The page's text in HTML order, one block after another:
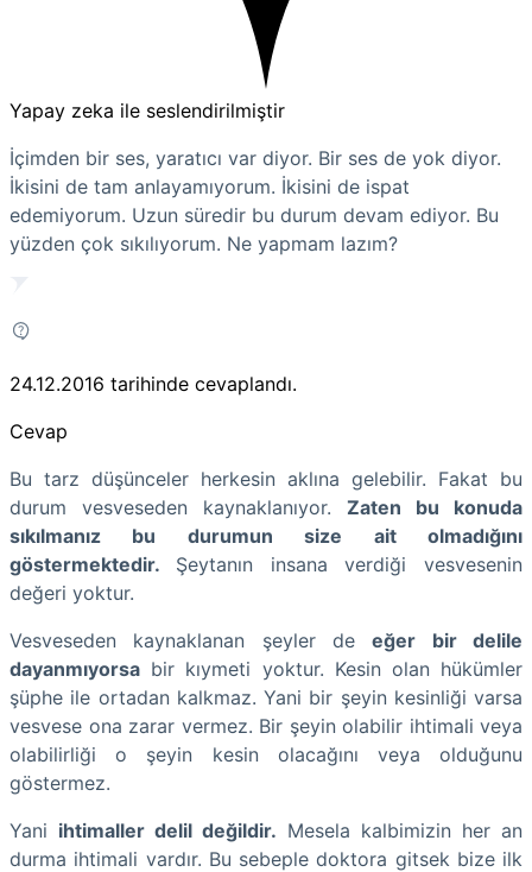
Yapay zeka ile seslendirilmiştir
İçimden bir ses, yaratıcı var diyor. Bir ses de yok diyor.
İkisini de tam anlayamıyorum. İkisini de ispat
edemiyorum. Uzun süredir bu durum devam ediyor. Bu
yüzden çok sıkılıyorum. Ne yapmam lazım?
24.12.2016 tarihinde cevaplandı.
Cevap
Bu tarz düşünceler herkesin aklına gelebilir. Fakat bu
durum vesveseden kaynaklanıyor. Zaten bu konuda
sıkılmanız bu durumun size ait olmadığını
göstermektedir. Şeytanın insana verdiği vesvesenin
değeri yoktur.
Vesveseden kaynaklanan şeyler deeğer bir delile
dayanmıyorsa bir kıymeti yoktur. Kesin olan hükümler
şüphe ile ortadan kalkmaz. Yani bir şeyin kesinliği varsa
vesvese ona zarar vermez. Bir şeyin olabilir ihtimali veya
olabilirliği o şeyin kesin olacağını veya olduğunu
göstermez.
Yani ihtimaller delil değildir. Mesela kalbimizin her an
durma ihtimali vardır. Bu sebeple doktora gitsek bize ilk